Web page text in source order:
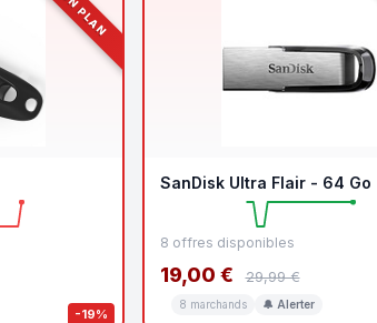
-19%
SanDisk Ultra Flair - 64 Go
8 offres disponibles
19,00 € 29,99 €
8 marchands 🔔 Alerter